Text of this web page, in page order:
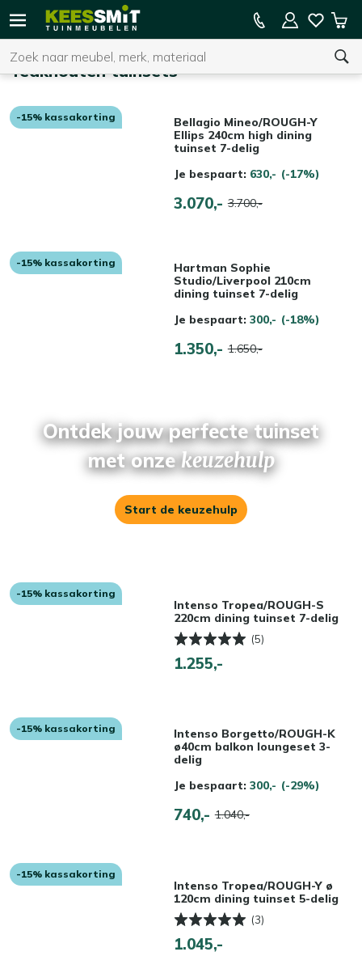
Kees
Tuinmeubelen
Zoeken
U heeft geen product(en) in uw winkelwagen.
15% kassakorting op de hele collectie
Teakhouten tuinsets
-15% kassakorting
Bellagio Mineo/ROUGH-Y
Ellips 240cm high dining
tuinset 7-delig
Je bespaart: 630,- (-17%)
3.070,- 3.700,-
-15% kassakorting
Hartman Sophie
Studio/Liverpool 210cm
dining tuinset 7-delig
Je bespaart: 300,- (-18%)
1.350,- 1.650,-
Ontdek jouw perfecte tuinset
met onzekeuzehulp
Start de keuzehulp
-15% kassakorting
Intenso Tropea/ROUGH-S
220cm dining tuinset 7-delig
(5)
1.255,-
-15% kassakorting
Intenso Borgetto/ROUGH-K
ø40cm balkon loungeset 3-
delig
Je bespaart: 300,- (-29%)
740,- 1.040,-
-15% kassakorting
Intenso Tropea/ROUGH-Y ø
120cm dining tuinset 5-delig
(3)
1.045,-